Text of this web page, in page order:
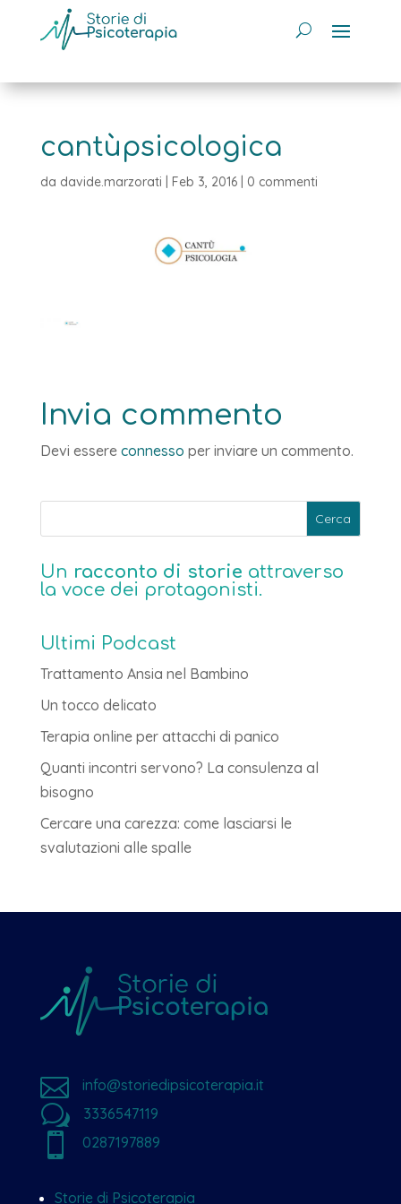
cantùpsicologica
da davide.marzorati Feb 3, 2016| 0 commenti
Invia commento
Devi essere connesso per inviare un commento.
Un racconto di storie attraverso
la voce dei protagonisti.
Ultimi Podcast
Trattamento Ansia nel Bambino
Un tocco delicato
Terapia online per attacchi di panico
Quanti incontri servono? La consulenza al
bisogno
Cercare una carezza: come lasciarsi le
svalutazioni alle spalle
 info@storiedipsicoterapia.it
w 3336547119
 0287197889
Storie di Psicoterapia